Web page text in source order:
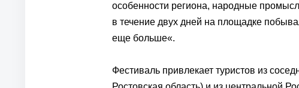
особенности региона, народные
в течение двух дней на площадке
еще больше«.
Фестиваль привлекает туристов из